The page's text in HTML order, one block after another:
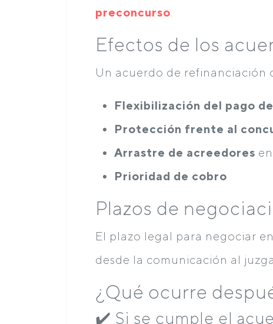
preconcurso
Efectos de los
Un acuerdo de refinanciación
Flexibilización del pago
Protección frente al
Arrastre de acreedores
Prioridad de cobro
Plazos de
El plazo legal para negociar
desde la comunicación al
¿Qué ocurre
✔️ Si se cumple el